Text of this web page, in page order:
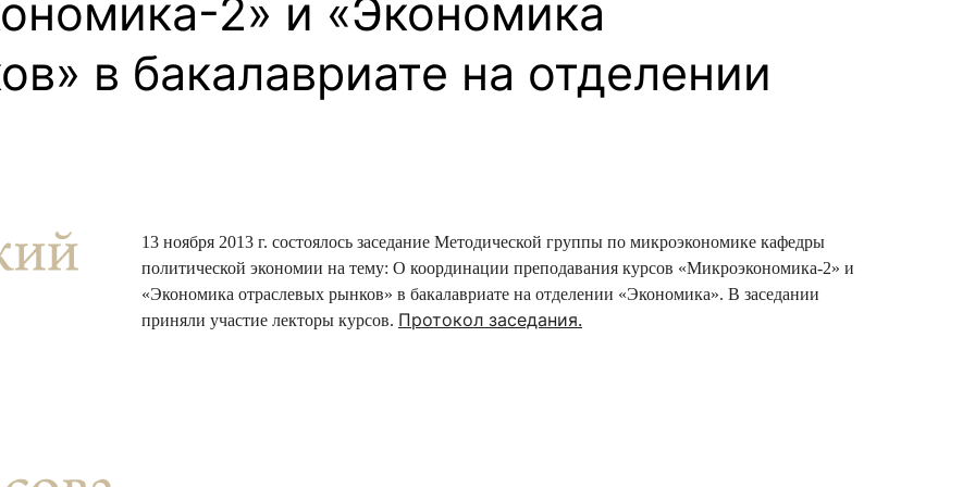
Закрепление
и трудоустройство
трудоустройству
Информационные ресурсы
Учебная полка
Информационно-аналитический отдел
факультета»
2» и «Экономика
в бакалавриате на отделении
13 ноября 2013 г. состоялось заседание Методической группы по микроэкономике кафедры
политической экономии на тему: О координации преподавания курсов «Микроэкономика-2» и
«Экономика отраслевых рынков» в бакалавриате на отделении «Экономика». В заседании
приняли участие лекторы курсов. Протокол заседания.